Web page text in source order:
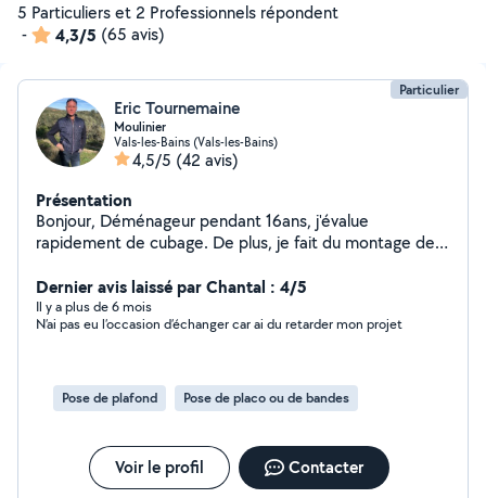
5 Particuliers et 2 Professionnels répondent
-
4,3/5 (65 avis)
Particulier
Eric Tournemaine
Moulinier
Vals-les-Bains (Vals-les-Bains)
4,5/5 (42 avis)
Présentation
Bonjour, Déménageur pendant 16ans, j'évalue
rapidement de cubage. De plus, je fait du montage de
peinture, de la tapisserie, nettoyage extérieur,
préparation et entretien du jardin, sérieux et attentif à
toutes les demandes.
Dernier avis laissé par Chantal : 4/5
Il y a plus de 6 mois
N’ai pas eu l’occasion d’échanger car ai du retarder mon projet
Pose de plafond Pose de placo ou de bandes
Voir le profil Contacter